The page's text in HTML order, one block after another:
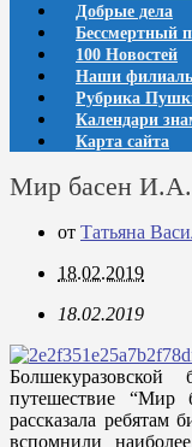
Добрые дела
Бессмертный
100 Новостей
Наши филиалы
Рубрика
Календари
Карта сайта
Мир басен
от Татьяна
18.02.2019
18.02.2019
Болшекуразовской
путешествие “Мир
рассказала ребятам
вспомнили